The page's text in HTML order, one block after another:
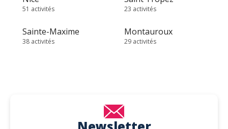
51 activités 23 activités
Sainte-Maxime
38 activités
Montauroux
29 activités